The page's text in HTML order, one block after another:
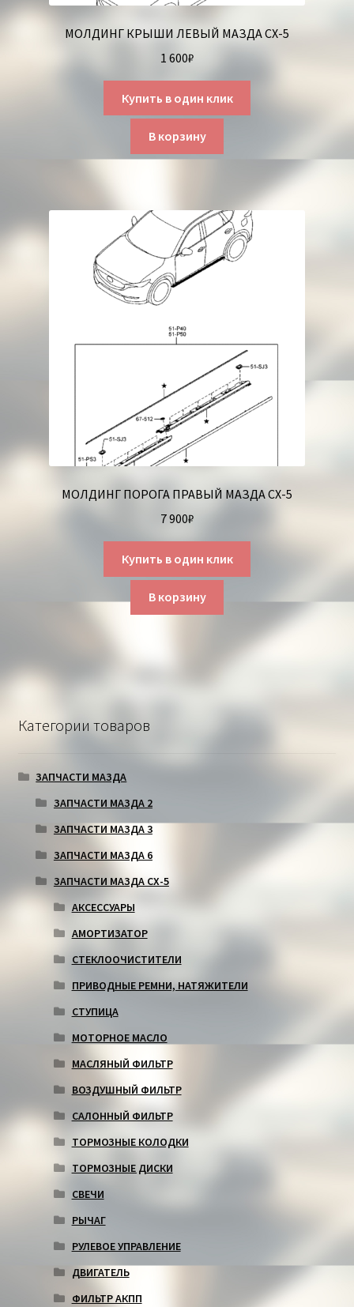
МОЛДИНГ КРЫШИ ЛЕВЫЙ МАЗДА СХ-5
1 600₽
Купить в один клик
В корзину
МОЛДИНГ ПОРОГА ПРАВЫЙ МАЗДА СХ-5
7 900₽
Купить в один клик
В корзину
Категории товаров
ЗАПЧАСТИ МАЗДА
ЗАПЧАСТИ МАЗДА 2
ЗАПЧАСТИ МАЗДА 3
ЗАПЧАСТИ МАЗДА 6
ЗАПЧАСТИ МАЗДА СХ-5
АКСЕССУАРЫ
АМОРТИЗАТОР
СТЕКЛООЧИСТИТЕЛИ
ПРИВОДНЫЕ РЕМНИ, НАТЯЖИТЕЛИ
СТУПИЦА
МОТОРНОЕ МАСЛО
МАСЛЯНЫЙ ФИЛЬТР
ВОЗДУШНЫЙ ФИЛЬТР
САЛОННЫЙ ФИЛЬТР
ТОРМОЗНЫЕ КОЛОДКИ
ТОРМОЗНЫЕ ДИСКИ
СВЕЧИ
РЫЧАГ
РУЛЕВОЕ УПРАВЛЕНИЕ
ДВИГАТЕЛЬ
ФИЛЬТР АКПП